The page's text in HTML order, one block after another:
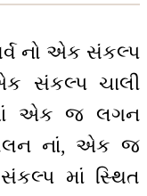
નો એક સંકલ્પ
સંકલ્પ ચાલી
એક જ લગન
નાં, એક જ
સંકલ્પ માં સ્થિત